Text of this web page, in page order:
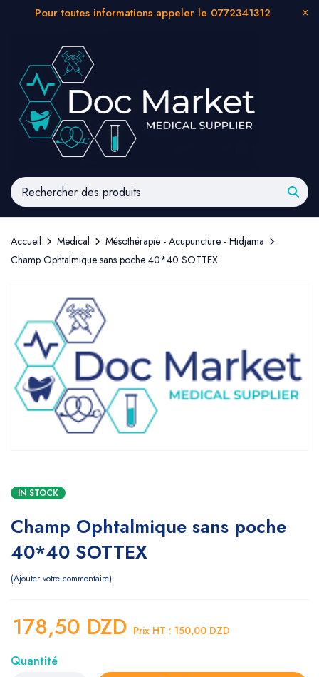
Pour toutes informations appeler le 0772341312
Accueil Medical
Mésothérapie - Acupuncture - Hidjama
Champ Ophtalmique sans poche 40*40 SOTTEX
IN STOCK
Champ Ophtalmique sans poche
40*40 SOTTEX
Ajouter votre commentaire
178,50 DZD Prix HT : 150,00 DZD
Quantité